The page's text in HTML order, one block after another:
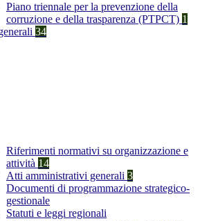
Piano triennale per la prevenzione della
corruzione e della trasparenza (PTPCT) 1
34
Riferimenti normativi su organizzazione e
attività 14
Atti amministrativi generali 3
Documenti di programmazione strategico-
gestionale
Statuti e leggi regionali